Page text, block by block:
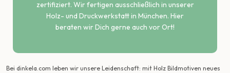
zertifiziert. Wir fertigen ausschließlich in unserer
Holz- und Druckwerkstatt in München. Hier
beraten wir Dich gerne auch vor Ort!
Bei dinkela.com leben wir unsere Leidenschaft: mit Holz Bildmotiven neues